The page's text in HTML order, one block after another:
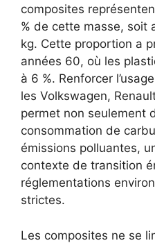
composites
% de cette masse, soit
kg. Cette proportion a
années 60, où les
à 6 %. Renforcer
les Volkswagen,
permet non seulement
consommation de
émissions polluantes,
contexte de transition
réglementations
strictes.
Les composites ne se